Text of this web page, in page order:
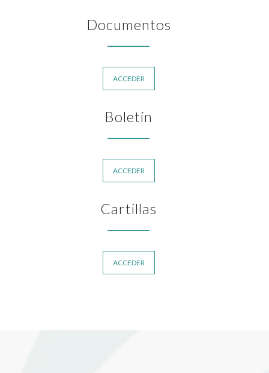
Documentos
ACCEDER
Boletín
ACCEDER
Cartillas
ACCEDER